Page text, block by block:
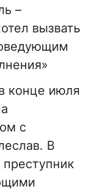
–
вызвать
конце июля
с
В